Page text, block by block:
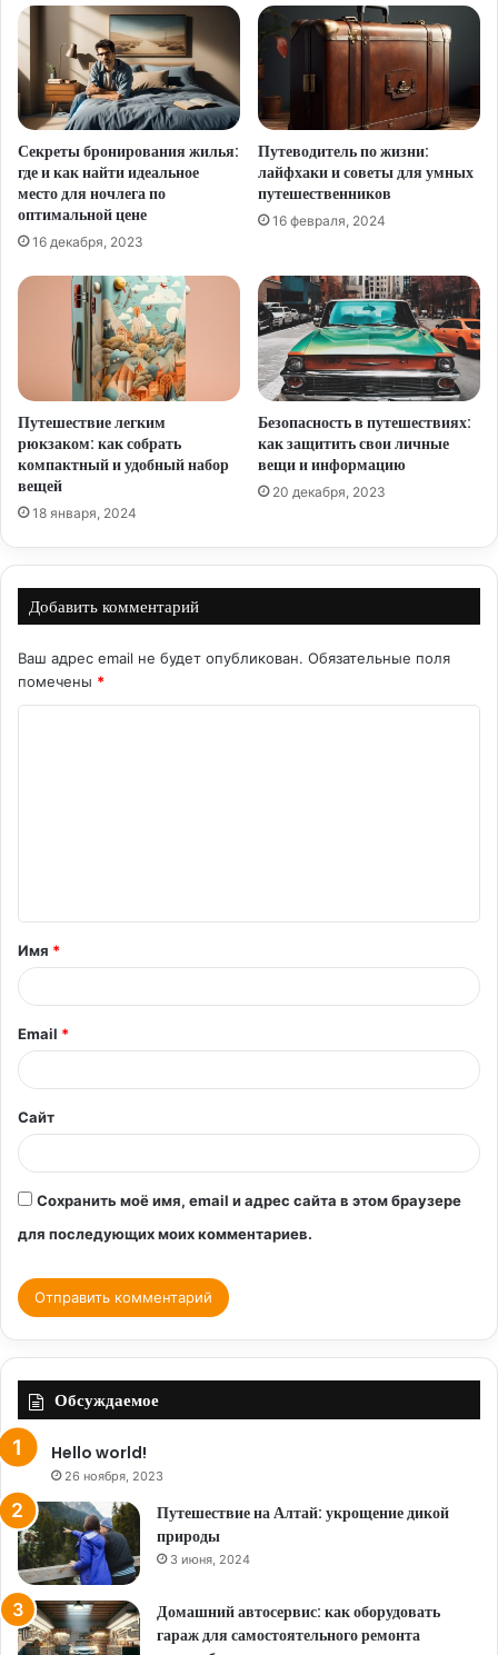
Секреты бронирования жилья:
где и как найти идеальное
место для ночлега по
оптимальной цене
16 декабря, 2023
Путеводитель по жизни:
лайфхаки и советы для умных
путешественников
16 февраля, 2024
Путешествие легким
рюкзаком: как собрать
компактный и удобный набор
вещей
18 января, 2024
Безопасность в путешествиях:
как защитить свои личные
вещи и информацию
20 декабря, 2023
Добавить комментарий
Ваш адрес email не будет опубликован. Обязательные поля
помечены *
т
а
р
й
*
Имя *
Email *
Сайт
Сохранить моё имя, email и адрес сайта в этом браузере
для последующих моих комментариев.
Обсуждаемое
Hello world!
26 ноября, 2023
Путешествие на Алтай: укрощение дикой
природы
3 июня, 2024
Домашний автосервис: как оборудовать
гараж для самостоятельного ремонта